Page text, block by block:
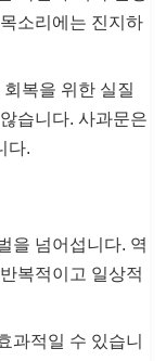
소리에는 진지하
복을 위한 실질
습니다. 사과문은
다.
을 넘어섭니다. 역
복적이고 일상적
과적일 수 있습니